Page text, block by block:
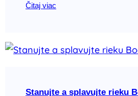
Čitaj viac
Stanujte a splavujte rieku